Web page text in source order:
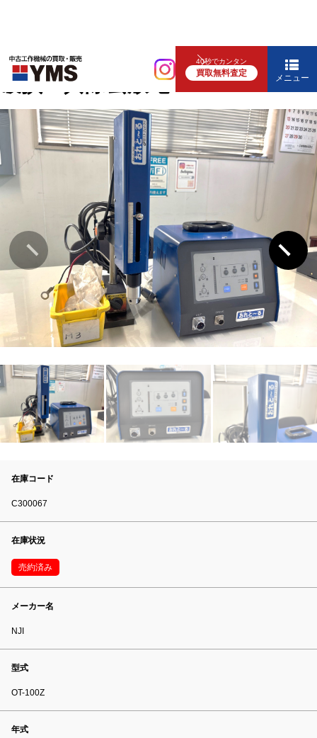
40秒でカンタン
買取無料査定 メニュー
補要工具・機械周辺機器
破損工具除去放電
在庫コード
C300067
在庫状況
売約済み
メーカー名
NJI
型式
OT-100Z
年式